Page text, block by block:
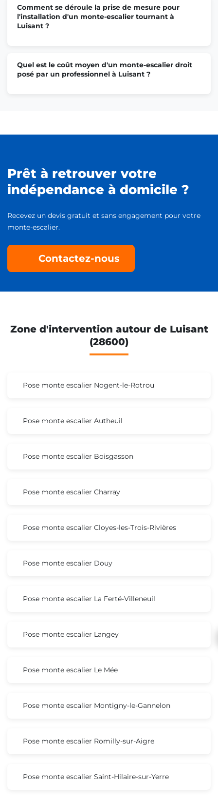
Comment se déroule la prise de mesure pour
l'installation d'un monte-escalier tournant à
Luisant ?
Quel est le coût moyen d'un monte-escalier droit
posé par un professionnel à Luisant ?
Prêt à retrouver votre
indépendance à domicile ?
Recevez un devis gratuit et sans engagement pour votre
monte-escalier.
Contactez-nous
Zone d'intervention autour de Luisant
(28600)
Pose monte escalier Nogent-le-Rotrou
Pose monte escalier Autheuil
Pose monte escalier Boisgasson
Pose monte escalier Charray
Pose monte escalier Cloyes-les-Trois-Rivières
Pose monte escalier Douy
Pose monte escalier La Ferté-Villeneuil
Pose monte escalier Langey
Pose monte escalier Le Mée
Pose monte escalier Montigny-le-Gannelon
Pose monte escalier Romilly-sur-Aigre
Pose monte escalier Saint-Hilaire-sur-Yerre